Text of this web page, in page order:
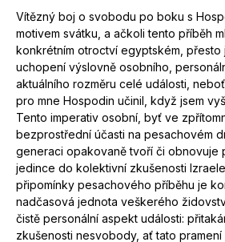
Vítězný boj o svobodu po boku s
motivem svátku, a ačkoli tento příběh
konkrétním otroctví egyptském, přesto
uchopení výslovně osobního,
aktuálního rozměru celé události,
pro mne Hospodin učinil, když jsem
Tento imperativ osobní, byť ve
bezprostřední účasti na pesachovém
generaci opakovaně tvoří či obnovuje
jedince do kolektivní zkušenosti
připomínky pesachového příběhu je
nadčasová jednota veškerého
čistě personální aspekt události:
zkušenosti nesvobody, ať tato